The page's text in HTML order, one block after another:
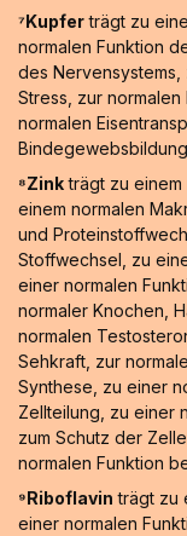
⁷Kupferträgt zu
normalen Funktion
des
Stress, zur
normalen
⁸Zinkträgt zu
einem normalen
und
Stoffwechsel, zu
einer normalen
normaler Knochen,
normalen
Sehkraft, zur
Synthese, zu einer
Zellteilung, zu einer
zum Schutz der
normalen Funktion
⁹Riboflavin trägt zu
einer normalen